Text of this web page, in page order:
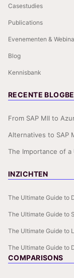
Casestudies
Publications
Evenementen &
Blog
Kennisbank
RECENTE
From SAP MII to
Alternatives to SAP
The Importance of a
INZICHTEN
The Ultimate Guide to
The Ultimate Guide to
The Ultimate Guide to
The Ultimate Guide to
COMPARISONS